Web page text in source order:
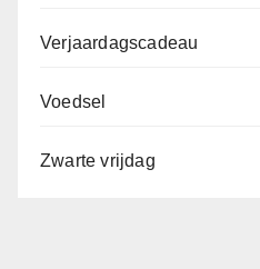
Verjaardagscadeau
Voedsel
Zwarte vrijdag